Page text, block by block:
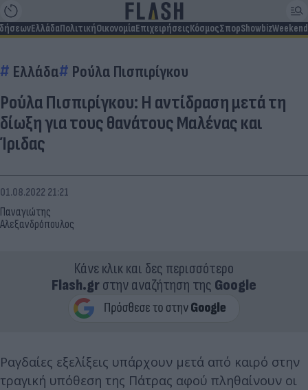
ΕλλάδαΠολιτικήΟικονομίαΕπιχειρήσειςΚόσμοςΣπορShowbizWeekend
Ελλάδα Ρούλα Πισπιρίγκου
Ρούλα Πισπιρίγκου: Η αντίδραση μετά τη
δίωξη για τους θανάτους Μαλένας και
Ίριδας
Παναγιώτης
Αλεξανδρόπουλος
01.08.2022 21:21
Κάνε κλικ και δες περισσότερο
Flash.grστην αναζήτηση της Google
Ραγδαίες εξελίξεις υπάρχουν μετά από καιρό στην
τραγική υπόθεση της Πάτρας αφού πληθαίνουν οι